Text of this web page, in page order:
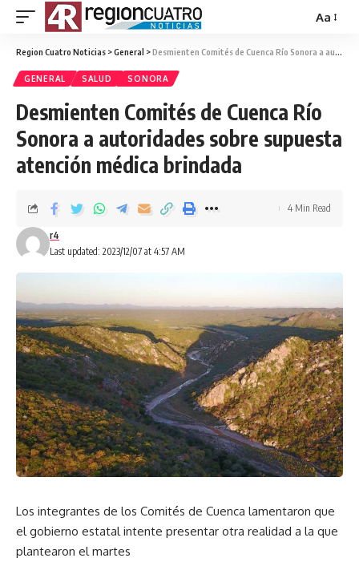
Aa
Region Cuatro Noticias >General >Desmienten Comités de Cuenca Río Sonora a autoridades sobre supuesta atención médica brindada
GENERAL SALUD SONORA
Desmienten Comités de Cuenca Río
Sonora a autoridades sobre supuesta
atención médica brindada
Last updated: 2023/12/07 at 4:57 AM
r4
4 Min Read
Los integrantes de los Comités de Cuenca lamentaron que
el gobierno estatal intente presentar otra realidad a la que
plantearon el martes